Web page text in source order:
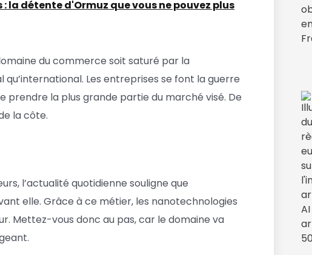
la détente d'Ormuz que vous ne pouvez plus
du commerce soit saturé par la
Les entreprises se font la guerre
prendre la plus grande partie du marché visé. De
la côte.
l’actualité quotidienne souligne que
elle. Grâce à ce métier, les nanotechnologies
Mettez-vous donc au pas, car le domaine va